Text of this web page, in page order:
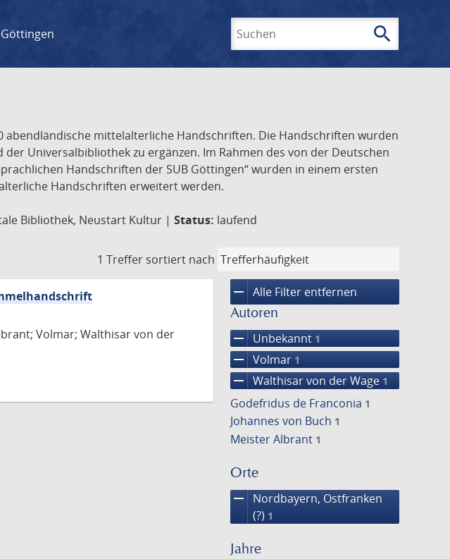
Göttingen search
mittelalterliche Handschriften. Die Handschriften wurden
Universalbibliothek zu ergänzen. Im Rahmen des von der Deutschen
Handschriften der SUB Göttingen“ wurden in einem ersten
Handschriften erweitert werden.
Bibliothek, Neustart Kultur | Status: laufend
1 Treffer sortiert nach
remove Alle Filter entfernen
Autoren
remove Unbekannt 1
remove Volmar 1
remove Walthisar von der Wage 1
Godefridus de Franconia 1
Johannes von Buch 1
Meister Albrant 1
Orte
remove
Nordbayern, Ostfranken
(?) 1
Jahre
Volmar; Walthisar von der